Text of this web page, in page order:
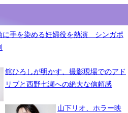
に手を染める妊婦役を熱演 シンガポ
舘ひろしが明かす、撮影現場でのアド
リブと西野七瀬への絶大な信頼感
山下リオ、ホラー映